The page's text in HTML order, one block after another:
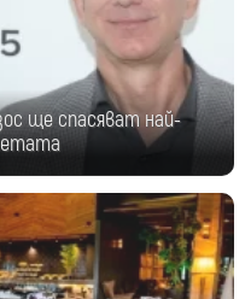
ще спасяват най-